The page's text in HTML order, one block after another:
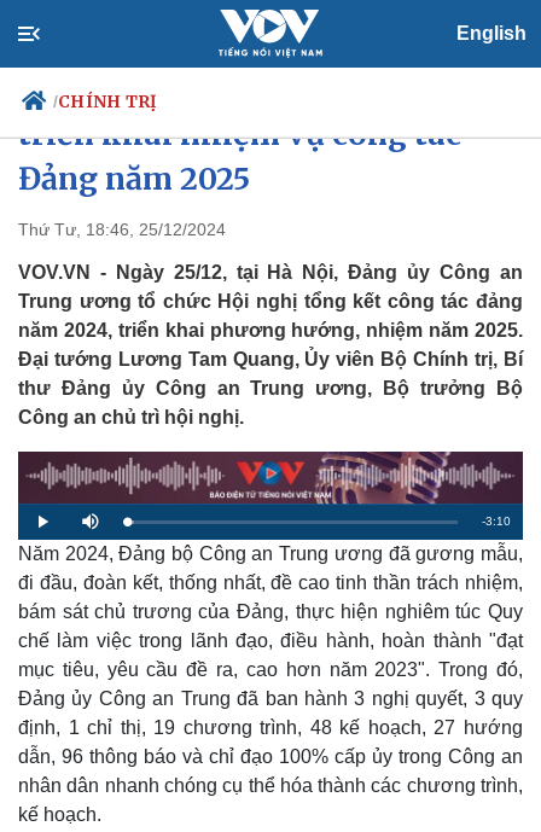
English
/CHÍNH TRỊ
Chính trị
Tổ chức nhân sự
Quốc hội
Nhận diện sự thật
Tin 24h
Dự báo thời tiết
Giáo dục
Dấu ấn VOV
Việc làm
Biển đảo
Đảng ủy Công an Trung ương
triển khai nhiệm vụ công tác
Đảng năm 2025
Thứ Tư, 18:46, 25/12/2024
VOV.VN - Ngày 25/12, tại Hà Nội, Đảng ủy Công an
Trung ương tổ chức Hội nghị tổng kết công tác đảng
năm 2024, triển khai phương hướng, nhiệm năm 2025.
Đại tướng Lương Tam Quang, Ủy viên Bộ Chính trị, Bí
thư Đảng ủy Công an Trung ương, Bộ trưởng Bộ
Công an chủ trì hội nghị.
P
l
a
y
M
u
t
e
L
o
a
d
e
d
2
1
5
R
e
i
n
-3:10
Năm 2024, Đảng bộ Công an Trung ương đã gương mẫu,
đi đầu, đoàn kết, thống nhất, đề cao tinh thần trách nhiệm,
bám sát chủ trương của Đảng, thực hiện nghiêm túc Quy
chế làm việc trong lãnh đạo, điều hành, hoàn thành "đạt
mục tiêu, yêu cầu đề ra, cao hơn năm 2023". Trong đó,
Đảng ủy Công an Trung đã ban hành 3 nghị quyết, 3 quy
định, 1 chỉ thị, 19 chương trình, 48 kế hoạch, 27 hướng
dẫn, 96 thông báo và chỉ đạo 100% cấp ủy trong Công an
nhân dân nhanh chóng cụ thể hóa thành các chương trình,
kế hoạch.